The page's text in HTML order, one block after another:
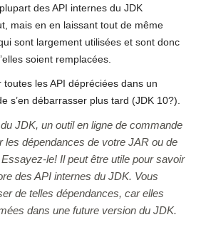
des API internes du JDK
mais en en laissant tout de même
sont largement utilisées et sont donc
soient remplacées.
toutes les API dépréciées dans un
s’en débarrasser plus tard (JDK 10?).
JDK, un outil en ligne de commande
les dépendances de votre JAR ou de
le! Il peut être utile pour savoir
des API internes du JDK. Vous
de telles dépendances, car elles
dans une future version du JDK.